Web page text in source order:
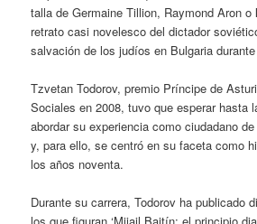
talla de Germaine Tillion, Raymond Aron o
retrato casi novelesco del dictador
salvación de los judíos en Bulgaria
Tzvetan Todorov, premio Príncipe de
Sociales en 2008, tuvo que esperar hasta
abordar su experiencia como ciudadano
y, para ello, se centró en su faceta como
los años noventa.
Durante su carrera, Todorov ha publicado